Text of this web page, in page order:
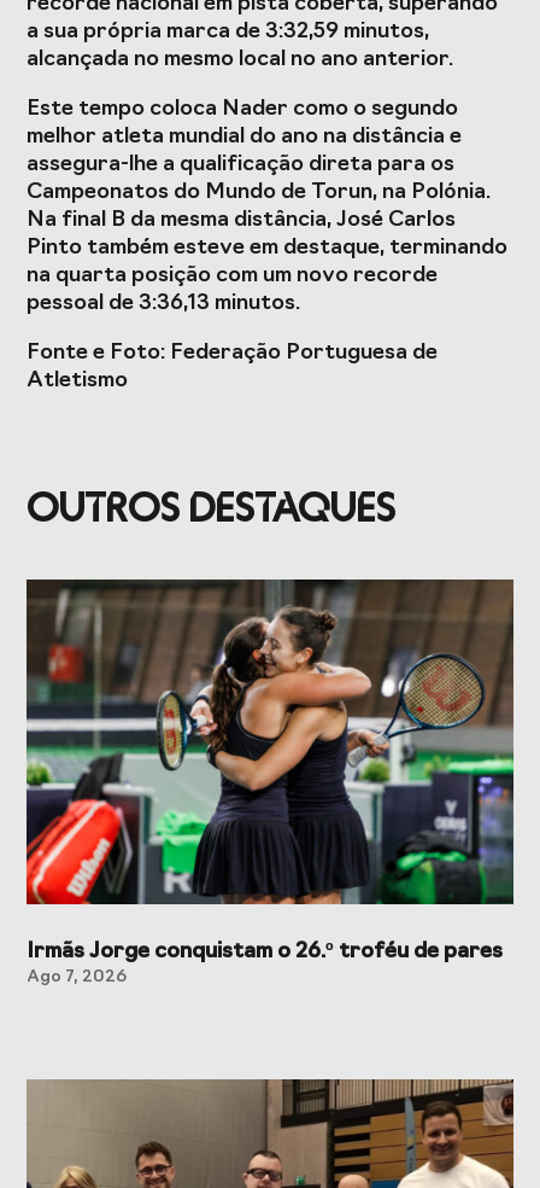
a sua própria marca de 3:32,59 minutos,
alcançada no mesmo local no ano anterior.
Este tempo coloca Nader como o segundo
melhor atleta mundial do ano na distância e
assegura-lhe a qualificação direta para os
Campeonatos do Mundo de Torun, na Polónia.
Na final B da mesma distância, José Carlos
Pinto também esteve em destaque, terminando
na quarta posição com um novo recorde
pessoal de 3:36,13 minutos.
Fonte e Foto: Federação Portuguesa de
Atletismo
OUTROS DESTAQUES
Irmãs Jorge conquistam o 26.º troféu de pares
Ago 7, 2026